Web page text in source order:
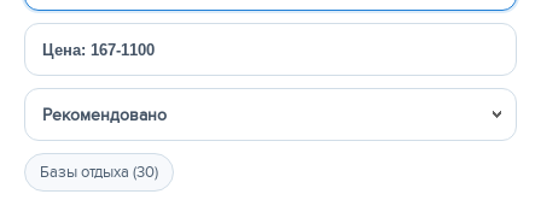
Цена: 167-1100
Сортировка
Базы отдыха (30)